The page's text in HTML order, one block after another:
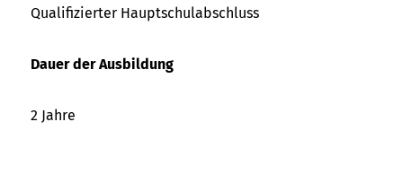
Qualifizierter Hauptschulabschluss
Dauer der Ausbildung
2 Jahre